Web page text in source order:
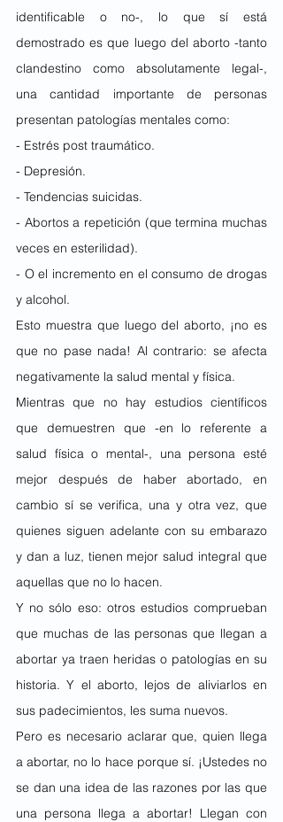
identificable o no-, lo que sí está
demostrado es que luego del aborto -tanto
clandestino como absolutamente legal-,
una cantidad importante de personas
presentan patologías mentales como:
- Estrés post traumático.
- Depresión.
- Tendencias suicidas.
- Abortos a repetición (que termina muchas
veces en esterilidad).
- O el incremento en el consumo de drogas
y alcohol.
Esto muestra que luego del aborto, ¡no es
que no pase nada! Al contrario: se afecta
negativamente la salud mental y física.
Mientras que no hay estudios científicos
que demuestren que -en lo referente a
salud física o mental-, una persona esté
mejor después de haber abortado, en
cambio sí se verifica, una y otra vez, que
quienes siguen adelante con su embarazo
y dan a luz, tienen mejor salud integral que
aquellas que no lo hacen.
Y no sólo eso: otros estudios comprueban
que muchas de las personas que llegan a
abortar ya traen heridas o patologías en su
historia. Y el aborto, lejos de aliviarlos en
sus padecimientos, les suma nuevos.
Pero es necesario aclarar que, quien llega
a abortar, no lo hace porque sí. ¡Ustedes no
se dan una idea de las razones por las que
una persona llega a abortar! Llegan con